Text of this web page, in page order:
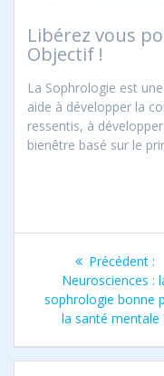
Libérez vous
Objectif !
La Sophrologie est
aide à développer la
ressentis, à
bienêtre basé sur le
Navigation
de
l’article
Précédent :
:
Neurosciences :
sophrologie bonne
la santé mentale